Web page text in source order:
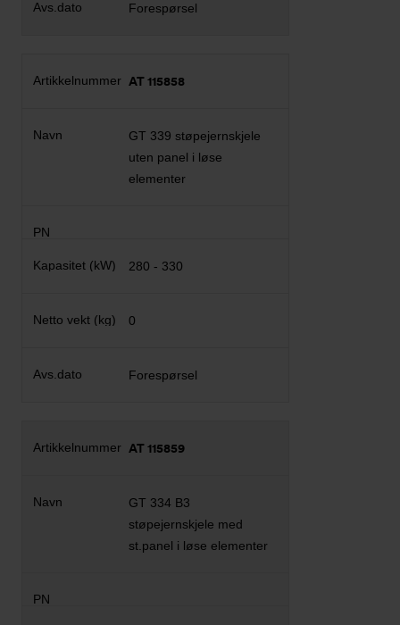
Forespørsel
AT 115858
GT 339 støpejernskjele
uten panel i løse
elementer
280 - 330
0
Forespørsel
AT 115859
GT 334 B3
støpejernskjele med
st.panel i løse elementer